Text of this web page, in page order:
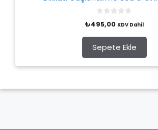
o
t
o
f
5
₺495,00 KDV Dahil
Sepete Ekle